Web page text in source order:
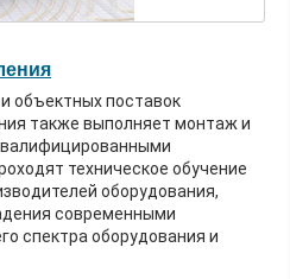
объектных поставок
также выполняет монтаж и
техническое обучение
оборудования,
современными
спектра оборудования и